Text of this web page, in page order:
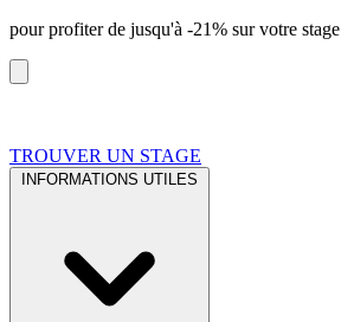
pour profiter de jusqu'à -21% sur votre stage
TROUVER UN STAGE
INFORMATIONS UTILES